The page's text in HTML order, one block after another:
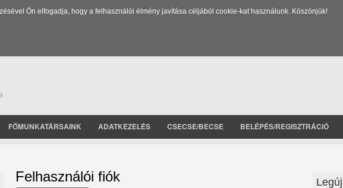
Ön elfogadja, hogy a felhasználói élmény javítása céljából cookie-kat használunk. Köszönjük!
FŐMUNKATÁRSAINK ADATKEZELÉS CSECSE/BECSE BELÉPÉS/REGISZTRÁCIÓ
Felhasználói fiók